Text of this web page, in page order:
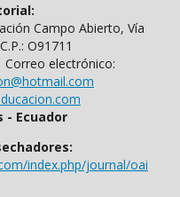
Campo Abierto, Vía
O91711
Correo electrónico:
- Ecuador
index.php/journal/oai